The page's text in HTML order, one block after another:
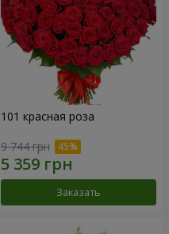
101 красная роза
9 744 грн
Заказать